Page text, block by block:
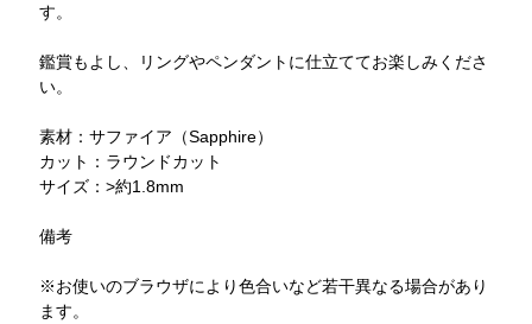
す。
鑑賞もよし、リングやペンダントに仕立ててお楽しみくださ
い。
素材：サファイア（Sapphire）
カット：ラウンドカット
サイズ：>約1.8mm
備考
※お使いのブラウザにより色合いなど若干異なる場合があり
ます。